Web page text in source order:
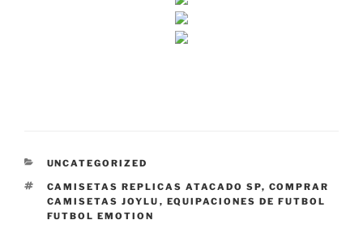
CATEGORÍAS
UNCATEGORIZED
ETIQUETAS
CAMISETAS REPLICAS ATACADO SP, COMPRAR
CAMISETAS JOYLU , EQUIPACIONES DE FUTBOL
FUTBOL EMOTION